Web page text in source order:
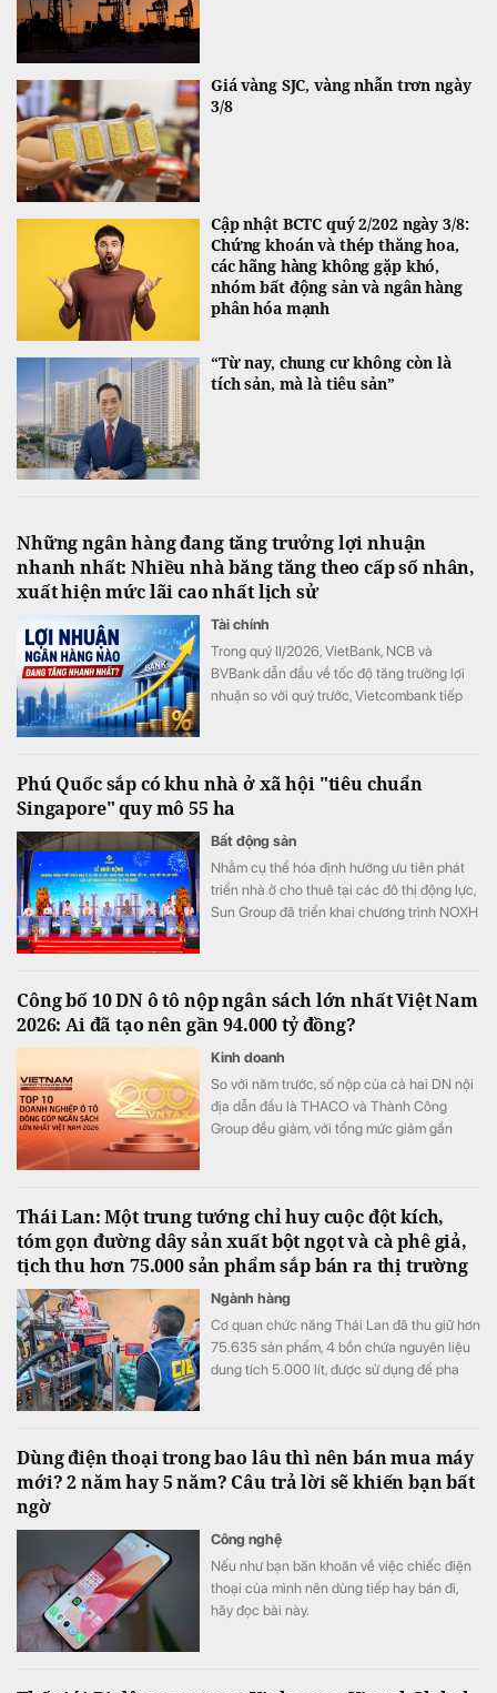
Giá vàng SJC, vàng nhẫn trơn ngày
3/8
Cập nhật BCTC quý 2/202 ngày 3/8:
Chứng khoán và thép thăng hoa,
các hãng hàng không gặp khó,
nhóm bất động sản và ngân hàng
phân hóa mạnh
“Từ nay, chung cư không còn là
tích sản, mà là tiêu sản”
Những ngân hàng đang tăng trưởng lợi nhuận
nhanh nhất: Nhiều nhà băng tăng theo cấp số nhân,
xuất hiện mức lãi cao nhất lịch sử
Tài chính
Trong quý II/2026, VietBank, NCB và
BVBank dẫn đầu về tốc độ tăng trưởng lợi
nhuận so với quý trước, Vietcombank tiếp
Phú Quốc sắp có khu nhà ở xã hội "tiêu chuẩn
Singapore" quy mô 55 ha
Bất động sản
Nhằm cụ thể hóa định hướng ưu tiên phát
triển nhà ở cho thuê tại các đô thị động lực,
Sun Group đã triển khai chương trình NOXH
môi trường sống xanh, kết nối đồng bộ tiện
ích trường học, y tế, thương mại cho người
Công bố 10 DN ô tô nộp ngân sách lớn nhất Việt Nam
2026: Ai đã tạo nên gần 94.000 tỷ đồng?
Kinh doanh
So với năm trước, số nộp của cả hai DN nội
địa dẫn đầu là THACO và Thành Công
Group đều giảm, với tổng mức giảm gần
Thái Lan: Một trung tướng chỉ huy cuộc đột kích,
tóm gọn đường dây sản xuất bột ngọt và cà phê giả,
tịch thu hơn 75.000 sản phẩm sắp bán ra thị trường
Ngành hàng
Cơ quan chức năng Thái Lan đã thu giữ hơn
75.635 sản phẩm, 4 bồn chứa nguyên liệu
dung tích 5.000 lít, được sử dụng để pha
Dùng điện thoại trong bao lâu thì nên bán mua máy
mới? 2 năm hay 5 năm? Câu trả lời sẽ khiến bạn bất
ngờ
Công nghệ
Nếu như bạn băn khoăn về việc chiếc điện
thoại của mình nên dùng tiếp hay bán đi,
hãy đọc bài này.